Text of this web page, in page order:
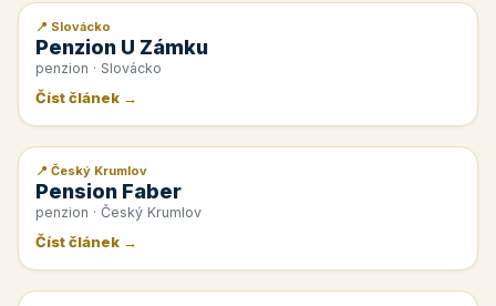
📰 PR článek
📍 Slovácko
Penzion U Zámku
penzion · Slovácko
Číst článek →
📰 PR článek
📍 Český Krumlov
Pension Faber
penzion · Český Krumlov
Číst článek →